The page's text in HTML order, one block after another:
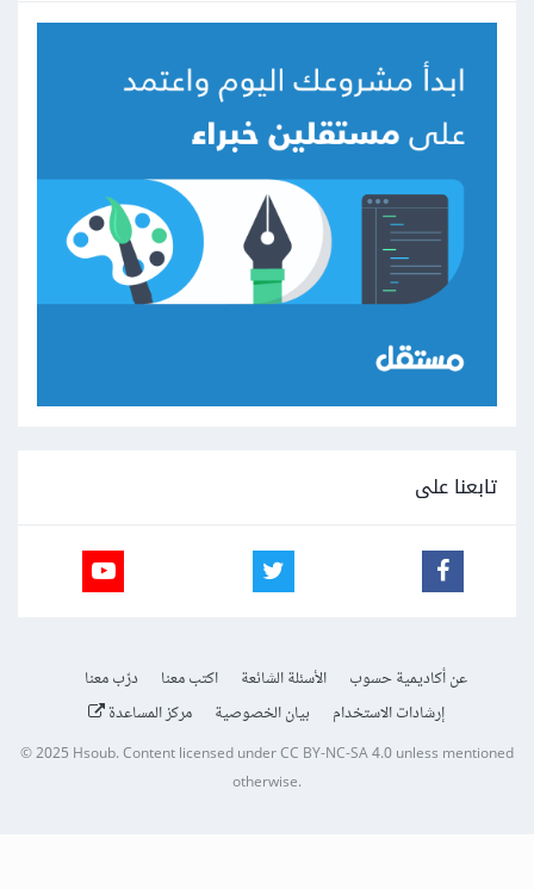
تابعنا على
عن أكاديمية حسوب الأسئلة الشائعة اكتب معنا
درّب معنا
إرشادات الاستخدام
بيان الخصوصية مركز المساعدة
© 2025 Hsoub.Content licensed underCC BY-NC-SA 4.0unless mentioned
otherwise.